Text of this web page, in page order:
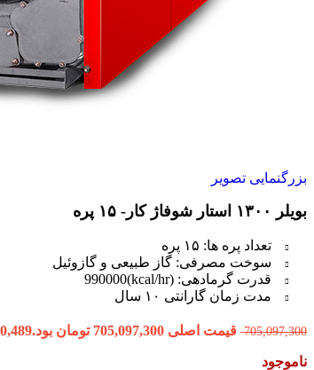
بزرگنمایی تصویر
بویلر ۱۳۰۰ استار شوفاژ کار- ۱۵ پره
تعداد پره ها: ۱۵ پره
سوخت مصرفی: گاز طبیعی و گازوئیل
قدرت گرمادهی: (kcal/hr)990000
مدت زمان گارانتی ۱۰ سال
705,097,300 قیمت اصلی 705,097,300 تومان بود.
ناموجود